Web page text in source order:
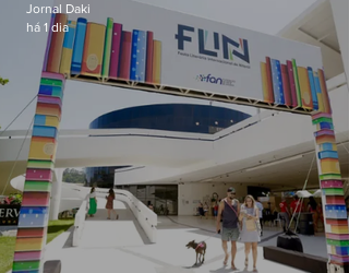
Jornal Daki
há 1 dia